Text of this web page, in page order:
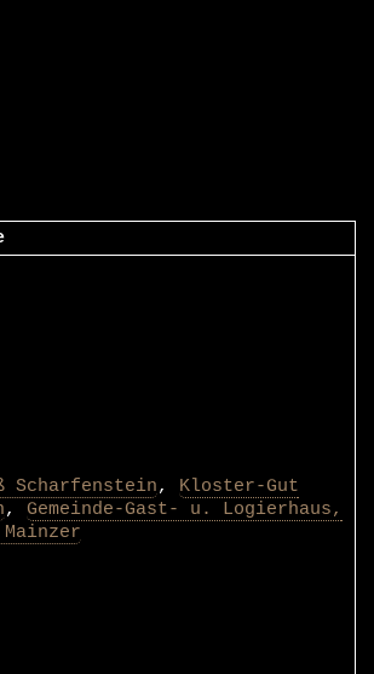
Scharfenstein, Kloster-Gut
, Gemeinde-Gast- u. Logierhaus,